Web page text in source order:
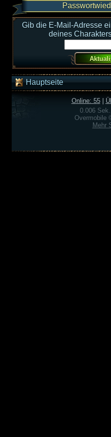
Gib die E-Mail-Adresse
deines
Hauptseite
Online: 55|
0.006
Overmobile
Mehr